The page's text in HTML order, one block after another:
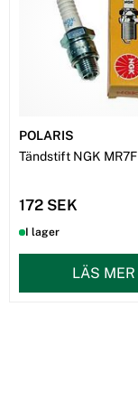
POLARIS
Tändstift NGK MR7F
172 SEK
I lager
LÄS MER